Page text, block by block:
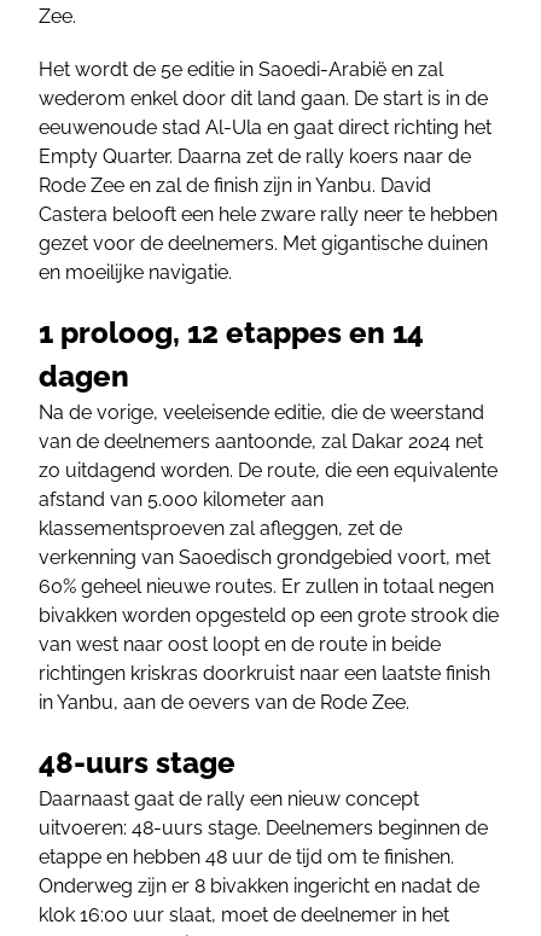
Zee.
Het wordt de 5e editie in Saoedi-Arabië en zal
wederom enkel door dit land gaan. De start is in de
eeuwenoude stad Al-Ula en gaat direct richting het
Empty Quarter. Daarna zet de rally koers naar de
Rode Zee en zal de finish zijn in Yanbu. David
Castera belooft een hele zware rally neer te hebben
gezet voor de deelnemers. Met gigantische duinen
en moeilijke navigatie.
1 proloog, 12 etappes en 14
dagen
Na de vorige, veeleisende editie, die de weerstand
van de deelnemers aantoonde, zal Dakar 2024 net
zo uitdagend worden. De route, die een equivalente
afstand van 5.000 kilometer aan
klassementsproeven zal afleggen, zet de
verkenning van Saoedisch grondgebied voort, met
60% geheel nieuwe routes. Er zullen in totaal negen
bivakken worden opgesteld op een grote strook die
van west naar oost loopt en de route in beide
richtingen kriskras doorkruist naar een laatste finish
in Yanbu, aan de oevers van de Rode Zee.
48-uurs stage
Daarnaast gaat de rally een nieuw concept
uitvoeren: 48-uurs stage. Deelnemers beginnen de
etappe en hebben 48 uur de tijd om te finishen.
Onderweg zijn er 8 bivakken ingericht en nadat de
klok 16:00 uur slaat, moet de deelnemer in het